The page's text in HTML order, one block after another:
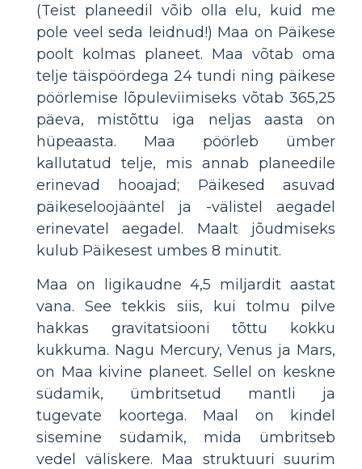
(Teist planeedil võib olla elu, kuid me
pole veel seda leidnud!) Maa on Päikese
poolt kolmas planeet. Maa võtab oma
telje täispöördega 24 tundi ning päikese
pöörlemise lõpuleviimiseks võtab 365,25
päeva, mistõttu iga neljas aasta on
hüpeaasta. Maa pöörleb ümber
kallutatud telje, mis annab planeedile
erinevad hooajad; Päikesed asuvad
päikeseloojääntel ja -välistel aegadel
erinevatel aegadel. Maalt jõudmiseks
kulub Päikesest umbes 8 minutit.
Maa on ligikaudne 4,5 miljardit aastat
vana. See tekkis siis, kui tolmu pilve
hakkas gravitatsiooni tõttu kokku
kukkuma. Nagu Mercury, Venus ja Mars,
on Maa kivine planeet. Sellel on keskne
südamik, ümbritsetud mantli ja
tugevate koortega. Maal on kindel
sisemine südamik, mida ümbritseb
vedel väliskere. Maa struktuuri suurim